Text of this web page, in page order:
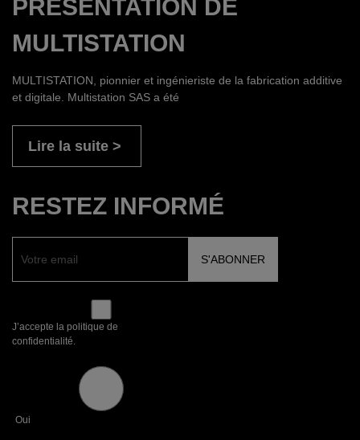
PRÉSENTATION DE
MULTISTATION
MULTISTATION, pionnier et ingénieriste de la fabrication additive
et digitale. Multistation SAS a été
Lire la suite
RESTEZ INFORMÉ
J’accepte la politique de
confidentialité.
Oui